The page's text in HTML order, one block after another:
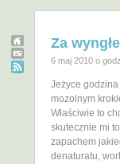
Za
6 maj 2010 o
Jeżyce
mozolnym
Właściwie to
skutecznie mi
zapachem
denaturatu,